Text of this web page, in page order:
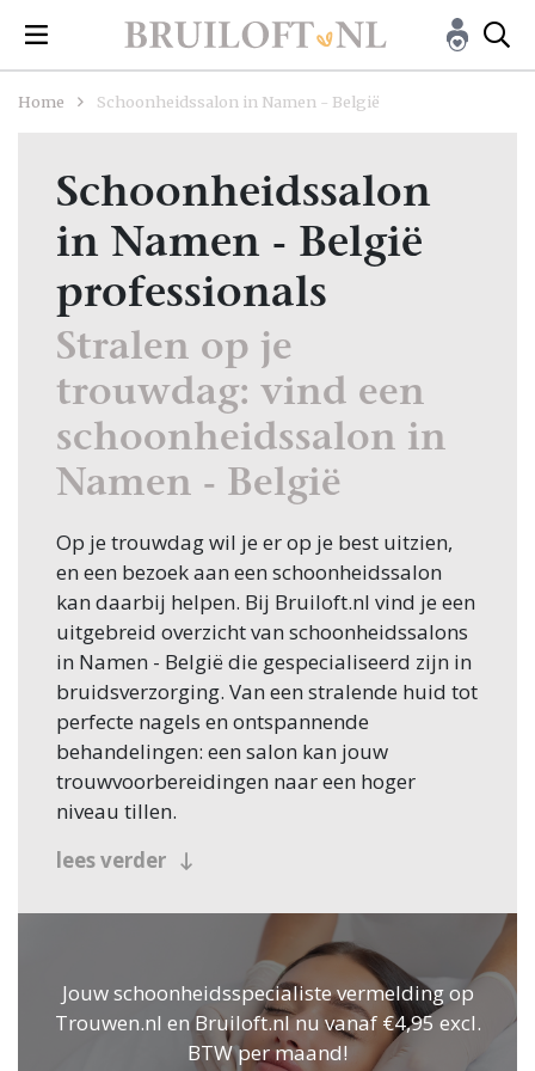
Home Schoonheidssalon in Namen - België
Jouw schoonheidsspecialiste vermelding op
Trouwen.nl en Bruiloft.nl nu vanaf €4,95 excl.
BTW per maand!
Schoonheidssalon
in Namen - België
professionals
Stralen op je
trouwdag: vind een
schoonheidssalon in
Namen - België
Op je trouwdag wil je er op je best uitzien,
en een bezoek aan een schoonheidssalon
kan daarbij helpen. Bij Bruiloft.nl vind je een
uitgebreid overzicht van schoonheidssalons
in Namen - België die gespecialiseerd zijn in
bruidsverzorging. Van een stralende huid tot
perfecte nagels en ontspannende
behandelingen: een salon kan jouw
trouwvoorbereidingen naar een hoger
niveau tillen.
Waarom kiezen voor een
Een schoonheidssalon biedt talloze
mogelijkheden om je uiterlijk en innerlijke
rust te optimaliseren. Hier zijn enkele
voordelen:
lees verder